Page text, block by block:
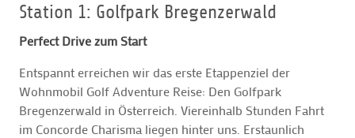
Station 1: Golfpark Bregenzerwald
Perfect Drive zum Start
Entspannt erreichen wir das erste Etappenziel der
Wohnmobil Golf Adventure Reise: Den Golfpark
Bregenzerwald in Österreich. Viereinhalb Stunden Fahrt
im Concorde Charisma liegen hinter uns. Erstaunlich